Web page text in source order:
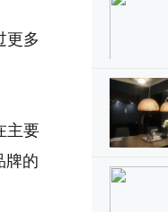
更多
主要
牌的